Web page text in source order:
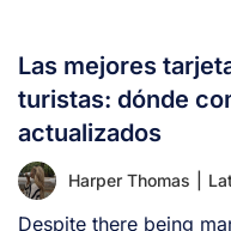
Las mejores
turistas: dónde
actualizados
Harper Thomas
Despite there being